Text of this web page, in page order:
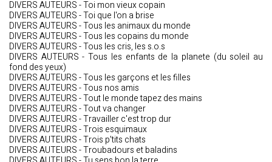
DIVERS AUTEURS - Toi mon vieux copain
DIVERS AUTEURS - Toi que l'on a brise
DIVERS AUTEURS - Tous les animaux du monde
DIVERS AUTEURS - Tous les copains du monde
DIVERS AUTEURS - Tous les cris, les s.o.s
DIVERS AUTEURS - Tous les enfants de la planete (du soleil au
fond des yeux)
DIVERS AUTEURS - Tous les garçons et les filles
DIVERS AUTEURS - Tous nos amis
DIVERS AUTEURS - Tout le monde tapez des mains
DIVERS AUTEURS - Tout va changer
DIVERS AUTEURS - Travailler c'est trop dur
DIVERS AUTEURS - Trois esquimaux
DIVERS AUTEURS - Trois p'tits chats
DIVERS AUTEURS - Troubadours et baladins